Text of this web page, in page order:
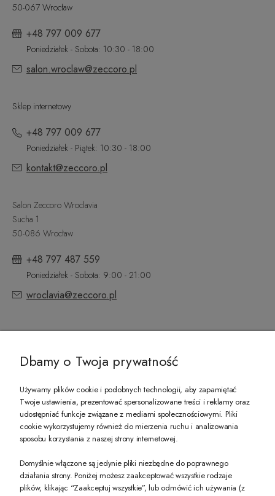
50-067 Wrocław
+48 797 009 677
Poniedziałek - Sobota: 10:30 - 18:00
salon.wroclaw@zeccoro.pl
Sklep internetowy
+48 797 009 677
Poniedziałek - Piątek: 10:30 - 18:00
kontakt@zeccoro.pl
Salon Zeccoro Wroclavia
Sucha 1
50-086 Wrocław
+48 797 487 559
Poniedziałek - Sobota: 9:00 - 21:00
wroclavia@zeccoro.pl
PREZENT DLA CIEBIE!
-10% na pierwsze zakupy na zeccoro.pl Gdy zapiszesz się do naszego
Twoje dane będą przetwarzane zgodnie z nasząpolityką prywatności
Dbamy o Twoja prywatność
Używamy plików cookie i podobnych technologii, aby zapamiętać
Twoje ustawienia, prezentować spersonalizowane treści i reklamy oraz
udostępniać funkcje związane z mediami społecznościowymi. Pliki
cookie wykorzystujemy również do mierzenia ruchu i analizowania
sposobu korzystania z naszej strony internetowej.
Domyślnie włączone są jedynie pliki niezbędne do poprawnego
działania strony. Poniżej możesz zaakceptować wszystkie rodzaje
plików, klikając “Zaakceptuj wszystkie”, lub odmówić ich używania (z